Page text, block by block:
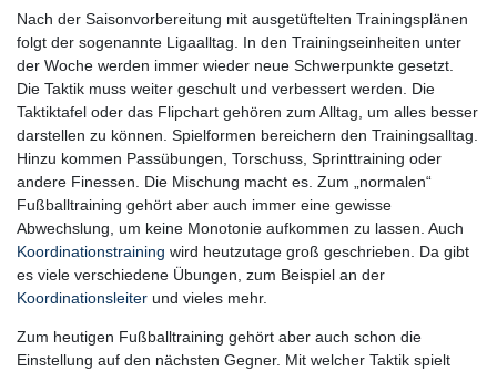
Nach der Saisonvorbereitung mit ausgetüftelten Trainingsplänen
folgt der sogenannte Ligaalltag. In den Trainingseinheiten unter
der Woche werden immer wieder neue Schwerpunkte gesetzt.
Die Taktik muss weiter geschult und verbessert werden. Die
Taktiktafel oder das Flipchart gehören zum Alltag, um alles besser
darstellen zu können. Spielformen bereichern den Trainingsalltag.
Hinzu kommen Passübungen, Torschuss, Sprinttraining oder
andere Finessen. Die Mischung macht es. Zum „normalen“
Fußballtraining gehört aber auch immer eine gewisse
Abwechslung, um keine Monotonie aufkommen zu lassen. Auch
Koordinationstraining wird heutzutage groß geschrieben. Da gibt
es viele verschiedene Übungen, zum Beispiel an der
Koordinationsleiter und vieles mehr.
Zum heutigen Fußballtraining gehört aber auch schon die
Einstellung auf den nächsten Gegner. Mit welcher Taktik spielt